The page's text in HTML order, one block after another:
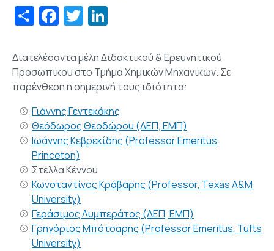
ShareFacebook
Twitter
Διατελέσαντα μέλη Διδακτικού & Ερευνητικού
Προσωπικού στο Τμήμα Χημικών Μηχανικών. Σε
παρένθεση η σημερινή τους ιδιότητα:
Γιάννης Γεντεκάκης
Θεόδωρος Θεοδώρου (ΔΕΠ, ΕΜΠ)
Ιωάννης Κεβρεκίδης (Professor Emeritus,
Princeton)
Στέλλα Κέννου
Κωνσταντίνος Κράβαρης (Professor, Texas A&M
University)
Γεράσιμος Λυμπεράτος (ΔΕΠ, ΕΜΠ)
Γρηγόριος Μπότσαρης (Professor Emeritus, Tufts
University)